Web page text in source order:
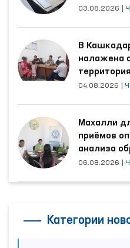
трудятся
03.08.2026
В
налажена
04.08.2026
Махалли
приёмов
анализа
06.08.2026
Категории